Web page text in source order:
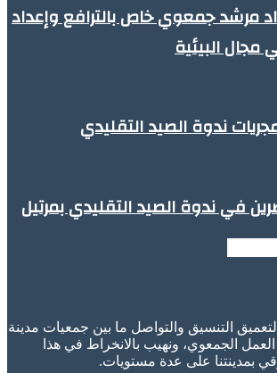
مرشد جمعوي خاص بالترافع وإعداد
مجال البيئية
ندوة الصيد التقليدي
في ندوة الصيد التقليدي بمرتيل
لتعميق التنسيق والتواصل ما بين جمعيات مدينة
العمل الجمعوي، ونهيب بالانخراط في هذا
بمدينتنا على عدة مستويات.